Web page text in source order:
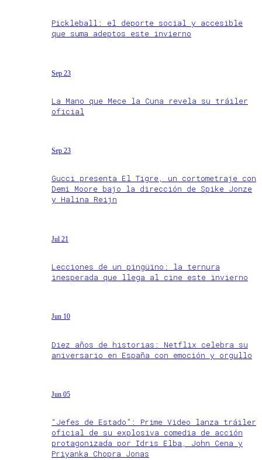
Pickleball: el deporte social y accesible
que suma adeptos este invierno
Sep 23
La Mano que Mece la Cuna revela su tráiler
oficial
Sep 23
Gucci presenta El Tigre, un cortometraje con
Demi Moore bajo la dirección de Spike Jonze
y Halina Reijn
Jul 21
Lecciones de un pingüino: la ternura
inesperada que llega al cine este invierno
Jun 10
Diez años de historias: Netflix celebra su
aniversario en España con emoción y orgullo
Jun 05
“Jefes de Estado”: Prime Video lanza tráiler
oficial de su explosiva comedia de acción
protagonizada por Idris Elba, John Cena y
Priyanka Chopra Jonas